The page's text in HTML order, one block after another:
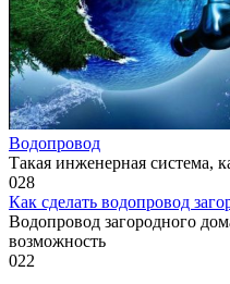
Водопровод
Такая инженерная система,
028
Как сделать водопровод
Водопровод загородного
возможность
022